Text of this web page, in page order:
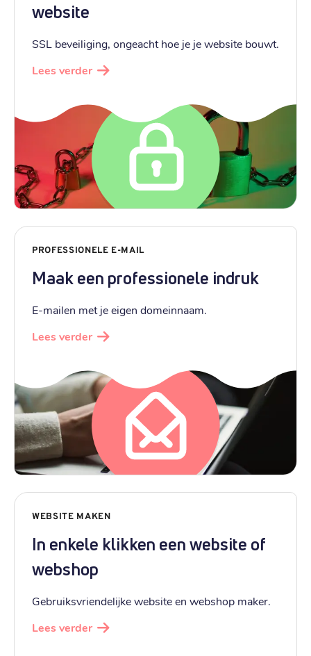
website
SSL beveiliging, ongeacht hoe je je website bouwt.
Lees verder
PROFESSIONELE E-MAIL
Maak een professionele indruk
E-mailen met je eigen domeinnaam.
Lees verder
WEBSITE MAKEN
In enkele klikken een website of
webshop
Gebruiksvriendelijke website en webshop maker.
Lees verder